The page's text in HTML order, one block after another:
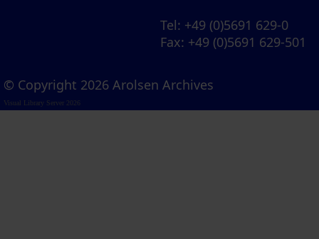
Tel: +49 (0)5691 629-0
Fax: +49 (0)5691 629-501
© Copyright 2026 Arolsen Archives
Visual Library Server 2026